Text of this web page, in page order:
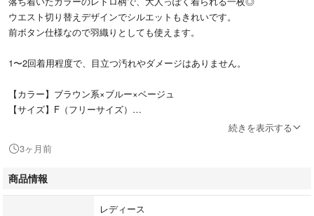
ウエスト切り替えデザインでシルエットもきれいです。
前ボタン仕様なので羽織りとしても使えます。
1〜2回着用程度で、目立つ汚れやダメージはありません。
【カラー】ブラウン系×ブルー×ベージュ
【サイズ】F（フリーサイズ）
即購入OK◎
他のサイトでも出品しています。
続きを表示する
3ヶ月前
商品情報
レディース